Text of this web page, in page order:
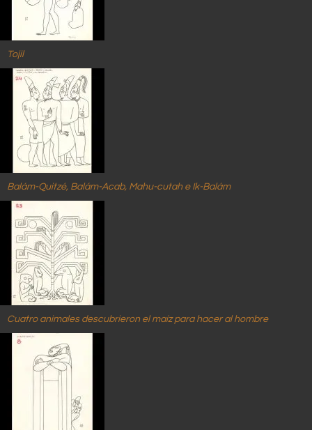
Tojil
Balám-Quitzé, Balám-Acab, Mahu-cutah e Ik-Balám
Cuatro animales descubrieron el maíz para hacer al hombre